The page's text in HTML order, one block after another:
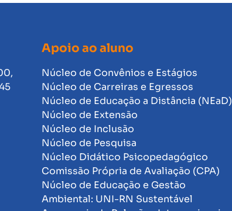
Apoio ao aluno
Núcleo de Convênios e Estágios
Núcleo de Carreiras e Egressos
Núcleo de Educação a Distância (NEaD)
Núcleo de Extensão
Núcleo de Inclusão
Núcleo de Pesquisa
Núcleo Didático Psicopedagógico
Comissão Própria de Avaliação (CPA)
Núcleo de Educação e Gestão
Ambiental: UNI-RN Sustentável